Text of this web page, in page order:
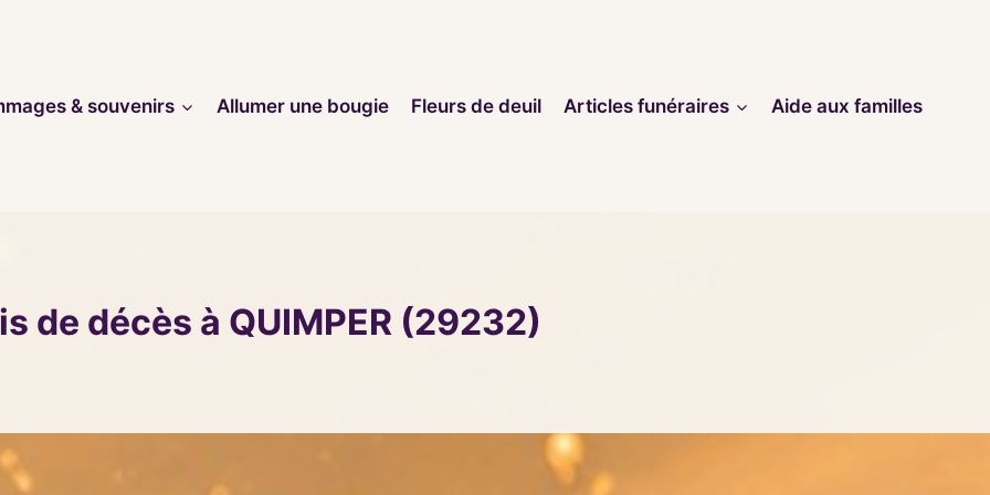
& souvenirs
Allumer une bougie Fleurs de deuil Articles funéraires Aide aux familles
de décès à QUIMPER (29232)